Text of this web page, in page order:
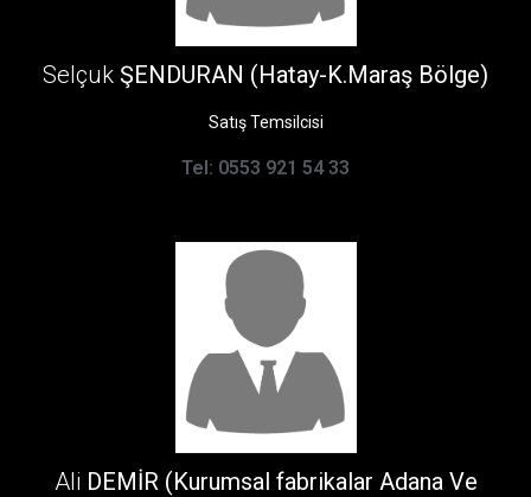
Selçuk ŞENDURAN (Hatay-K.Maraş Bölge)
Satış Temsilcisi
Tel: 0553 921 54 33
Ali DEMİR (Kurumsal fabrikalar Adana Ve